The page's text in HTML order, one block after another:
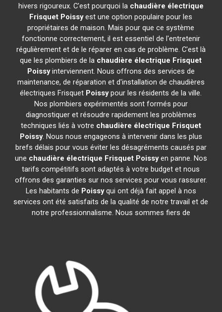
hivers rigoureux. C'est pourquoi la chaudière électrique
Frisquet Poissyest une option populaire pour les
propriétaires de maison. Mais pour que ce système
fonctionne correctement, il est essentiel de l'entretenir
régulièrement et de le réparer en cas de problème. C'est là
que les plombiers de la chaudière électrique Frisquet
Poissyinterviennent. Nous offrons des services de
maintenance, de réparation et d'installation de chaudières
électriques Frisquet Poissypour les résidents de la ville.
Nos plombiers expérimentés sont formés pour
diagnostiquer et résoudre rapidement les problèmes
techniques liés à votre chaudière électrique Frisquet
Poissy. Nous nous engageons à intervenir dans les plus
brefs délais pour vous éviter les désagréments causés par
une chaudière électrique Frisquet Poissyen panne. Nos
tarifs compétitifs sont adaptés à votre budget et nous
offrons des garanties sur nos services pour vous rassurer.
Les habitants de Poissyqui ont déjà fait appel à nos
services ont été satisfaits de la qualité de notre travail et de
notre professionnalisme. Nous sommes fiers de